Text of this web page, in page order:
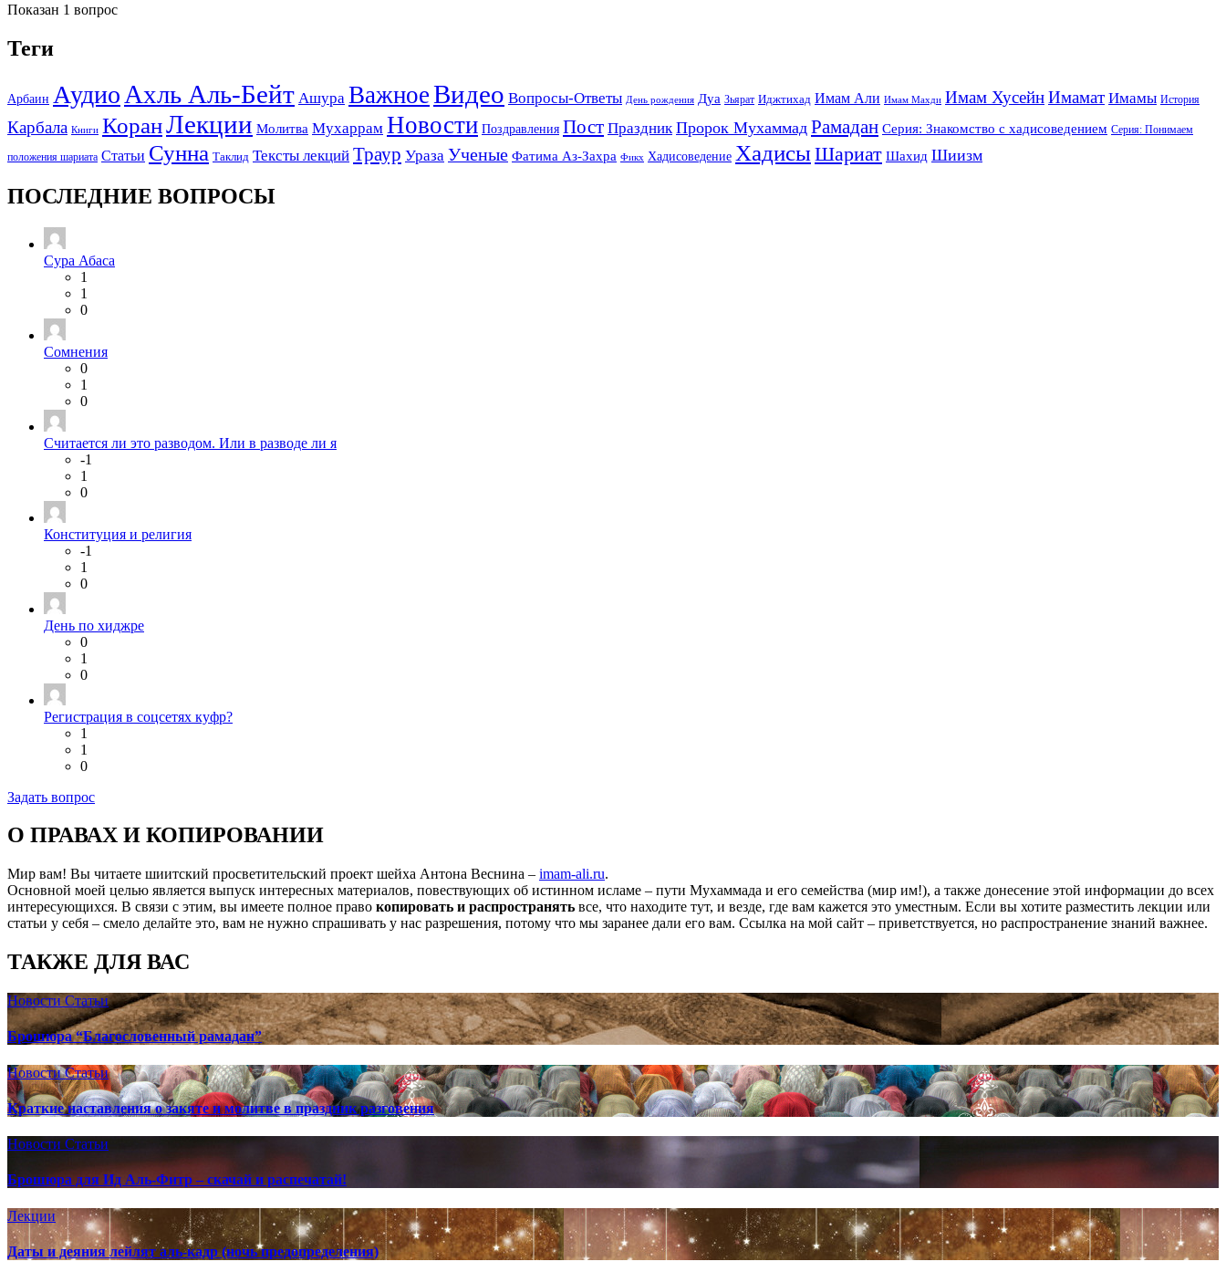
Показан 1 вопрос
Теги
Арбаин Аудио Ахль Аль-Бейт Ашура ВажноеВидео Вопросы-Ответы День рождения Дуа Зьярат Иджтихад Имам Али Имам Махди Имам ХусейнИмамат Имамы История
Карбала Книги КоранЛекции Молитва Мухаррам Новости Поздравления Пост Праздник Пророк Мухаммад Рамадан Серия: Знакомство с хадисоведением Серия: Понимаем
положения шариата Статьи Сунна Таклид Тексты лекций Траур Ураза Ученые Фатима Аз-Захра Фикх Хадисоведение ХадисыШариат Шахид Шиизм
ПОСЛЕДНИЕ ВОПРОСЫ
Сура Абаса
1
1
0
Сомнения
0
1
0
Считается ли это разводом. Или в разводе ли я
-1
1
0
Конституция и религия
-1
1
0
День по хиджре
0
1
0
Регистрация в соцсетях куфр?
1
1
0
Задать вопрос
О ПРАВАХ И КОПИРОВАНИИ
Мир вам! Вы читаете шиитский просветительский проект шейха Антона Веснина – imam-ali.ru.
Основной моей целью является выпуск интересных материалов, повествующих об истинном исламе – пути Мухаммада и его семейства (мир им!), а также донесение этой информации до всех
интересующихся. В связи с этим, вы имеете полное право копировать и распространять все, что находите тут, и везде, где вам кажется это уместным. Если вы хотите разместить лекции или
статьи у себя – смело делайте это, вам не нужно спрашивать у нас разрешения, потому что мы заранее дали его вам. Ссылка на мой сайт – приветствуется, но распространение знаний важнее.
ТАКЖЕ ДЛЯ ВАС
НовостиСтатьи
Брошюра “Благословенный рамадан”
НовостиСтатьи
Краткие наставления о закяте и молитве в праздник разговения
Новости Статьи
Брошюра для Ид Аль-Фитр – скачай и распечатай!
Лекции
Даты и деяния лейлят аль-кадр (ночь предопределения)